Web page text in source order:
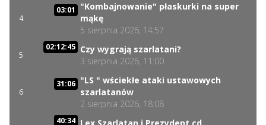
4
03:01
"Kombajnowanie" płaskurki na super
mąkę
5 sierpnia 2026, 14:57
5
02:12:45 Czy wygrają szarlatani?
3 sierpnia 2026, 11:00
6
31:06 "LS " wściekłe ataki ustawowych
szarlatanów
2 sierpnia 2026, 18:08
40:34